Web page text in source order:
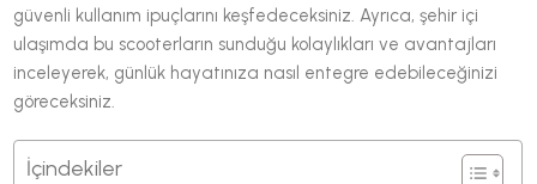
güvenli kullanım ipuçlarını keşfedeceksiniz. Ayrıca, şehir içi
ulaşımda bu scooterların sunduğu kolaylıkları ve avantajları
inceleyerek, günlük hayatınıza nasıl entegre edebileceğinizi
göreceksiniz.
İçindekiler